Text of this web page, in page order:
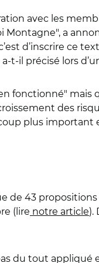
avec les
Montagne", a
d’inscrire ce
t-il précisé lors
fonctionné" mais
des
plus important
de 43 propositions
(lire notre article).
du tout appliqué